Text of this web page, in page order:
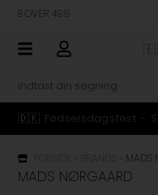
🇩🇰 Fødselsdagsfest -
MADS
MADS NØRGAARD